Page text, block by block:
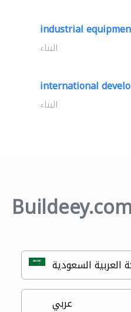
industrial
البناء
international
البناء